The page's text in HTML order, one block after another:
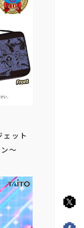
ット
～